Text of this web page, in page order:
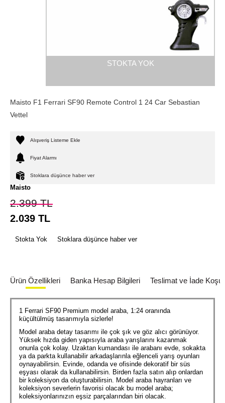
STOKTA YOK
Maisto F1 Ferrari SF90 Remote Control 1 24 Car Sebastian
Vettel
Alışveriş Listeme Ekle
Fiyat Alarmı
Stoklara düşünce haber ver
Maisto
2.399TL
2.039 TL
Stokta Yok Stoklara düşünce haber ver
Ürün Özellikleri Banka Hesap Bilgileri Teslimat ve İade
1 Ferrari SF90 Premium model araba, 1:24 oranında
küçültülmüş tasarımıyla sizlerle!
Model araba detay tasarımı ile çok şık ve göz alıcı görünüyor.
Yüksek hızda giden yapısıyla araba yarışlarını kazanmak
onunla çok kolay. Uzaktan kumandası ile arabanı evde, sokakta
ya da parkta kullanabilir arkadaşlarınla eğlenceli yarış oyunları
oynayabilirsin. Evinde, odanda ve ofisinde dekoratif bir süs
eşyası olarak da kullanabilirsin. Birden fazla satın alıp onlardan
bir koleksiyon da oluşturabilirsin. Model araba hayranları ve
koleksiyon severlerin favorisi olacak bu model araba;
koleksiyonlarınızın eşsiz parçalarından biri olacak.